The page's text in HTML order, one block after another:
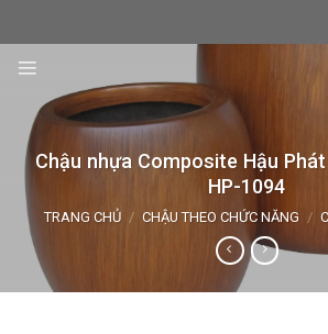
Chậu nhựa Composite Hậu
HP-1094
TRANG CHỦ / CHẬU THEO CHỨC NĂNG /